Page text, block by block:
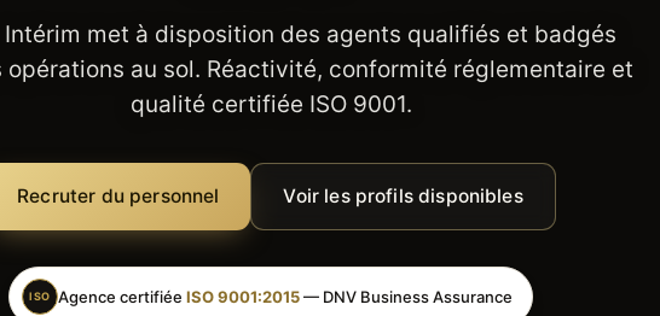
Intérim met à disposition des agents qualifiés et badgés
opérations au sol. Réactivité, conformité réglementaire et
qualité certifiée ISO 9001.
Recruter du personnel Voir les profils disponibles
ISO Agence certifiée ISO 9001:2015— DNV Business Assurance